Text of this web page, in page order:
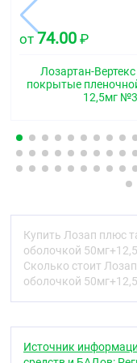
пополам риской
Гипотензивное
(ангиотензина II
Код АТХ
C09DA01
гипотензивное
— блокатор
II (подтип AT1)
Лозартан +
Лозартан и
от 74.00 ₽
Лозартан-
покрытые
12,5мг
Купить Лозап плюс
оболочкой
Сколько стоит
оболочкой
Источник